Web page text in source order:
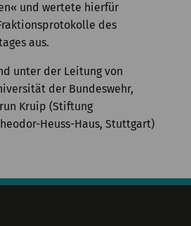
und wertete hierfür
des
aus.
unter der Leitung von
der Bundeswehr,
Kruip (Stiftung
Heuss-Haus, Stuttgart)